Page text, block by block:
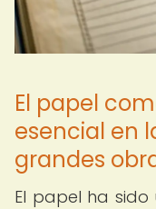
El papel
esencial en
grandes
El papel ha sido